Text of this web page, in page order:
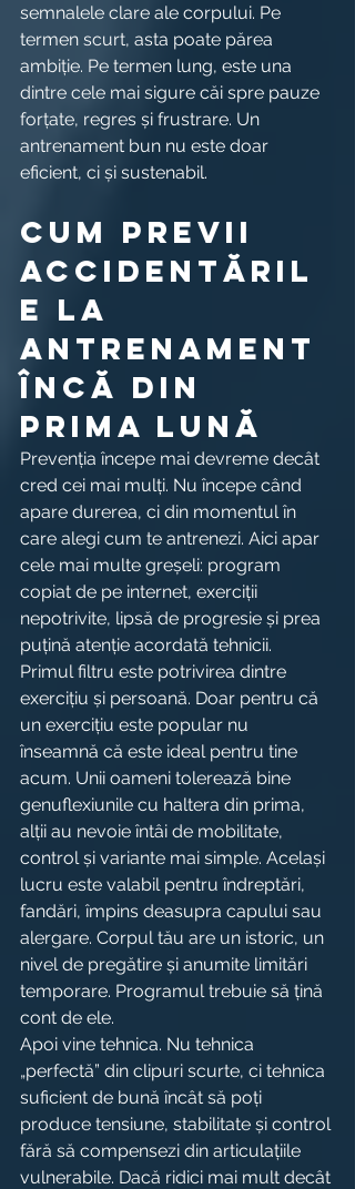
semnalele clare ale corpului. Pe
termen scurt, asta poate părea
ambiție. Pe termen lung, este una
dintre cele mai sigure căi spre pauze
forțate, regres și frustrare. Un
antrenament bun nu este doar
eficient, ci și sustenabil.
Cum previi
accidentăril
e la
antrenament
încă din
prima lună
Prevenția începe mai devreme decât
cred cei mai mulți. Nu începe când
apare durerea, ci din momentul în
care alegi cum te antrenezi. Aici apar
cele mai multe greșeli: program
copiat de pe internet, exerciții
nepotrivite, lipsă de progresie și prea
puțină atenție acordată tehnicii.
Primul filtru este potrivirea dintre
exercițiu și persoană. Doar pentru că
un exercițiu este popular nu
înseamnă că este ideal pentru tine
acum. Unii oameni tolerează bine
genuflexiunile cu haltera din prima,
alții au nevoie întâi de mobilitate,
control și variante mai simple. Același
lucru este valabil pentru îndreptări,
fandări, împins deasupra capului sau
alergare. Corpul tău are un istoric, un
nivel de pregătire și anumite limitări
temporare. Programul trebuie să țină
cont de ele.
Apoi vine tehnica. Nu tehnica
„perfectă” din clipuri scurte, ci tehnica
suficient de bună încât să poți
produce tensiune, stabilitate și control
fără să compensezi din articulațiile
vulnerabile. Dacă ridici mai mult decât